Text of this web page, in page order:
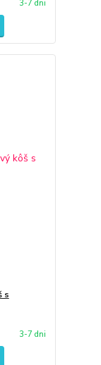
3-7 dni
s
3-7 dni